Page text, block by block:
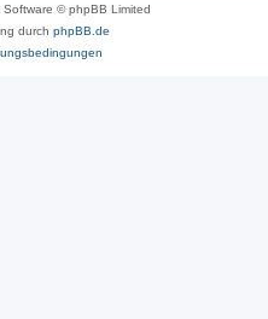
Software © phpBB Limited
durch phpBB.de